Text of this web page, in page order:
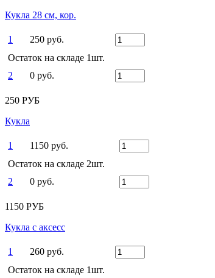
Кукла 28 см, кор.
1
250 руб.
Остаток на складе 1шт.
2
0 руб.
250 РУБ
Кукла
1
1150 руб.
Остаток на складе 2шт.
2
0 руб.
1150 РУБ
Кукла с аксесс
1
260 руб.
Остаток на складе 1шт.